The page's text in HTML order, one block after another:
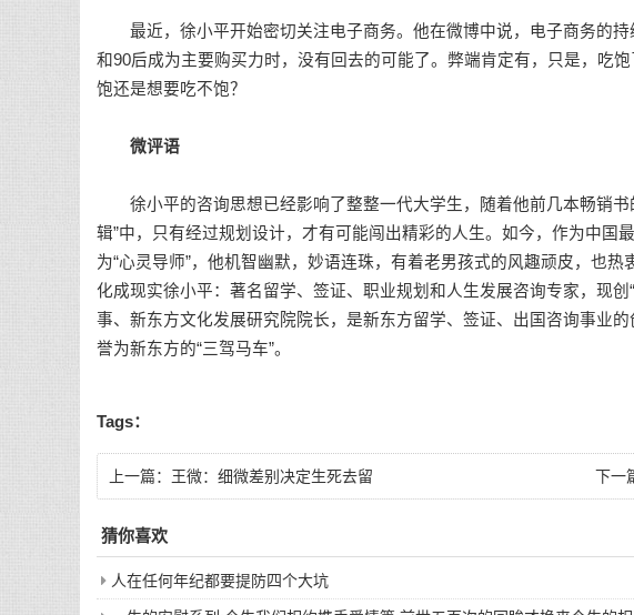
最近，徐小平开始密切关注电子商务。他在微博中说，电子商务的持
和90后成为主要购买力时，没有回去的可能了。弊端肯定有，只是，吃
饱还是想要吃不饱？
微评语
徐小平的咨询思想已经影响了整整一代大学生，随着他前几本畅销书
辑”中，只有经过规划设计，才有可能闯出精彩的人生。如今，作为中国
为“心灵导师”，他机智幽默，妙语连珠，有着老男孩式的风趣顽皮，也
化成现实徐小平：著名留学、签证、职业规划和人生发展咨询专家，现
事、新东方文化发展研究院院长，是新东方留学、签证、出国咨询事业
誉为新东方的“三驾马车”。
Tags：
上一篇： 王微：细微差别决定生死去留 下一
猜你喜欢
人在任何年纪都要提防四个大坑